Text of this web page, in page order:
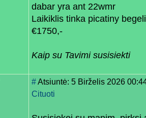
dabar yra ant 22wmr
Laikiklis tinka picatiny
€1750,-
Kaip su Tavimi susisiekti
#Atsiuntė: 5 Birželis 2026
Cituoti